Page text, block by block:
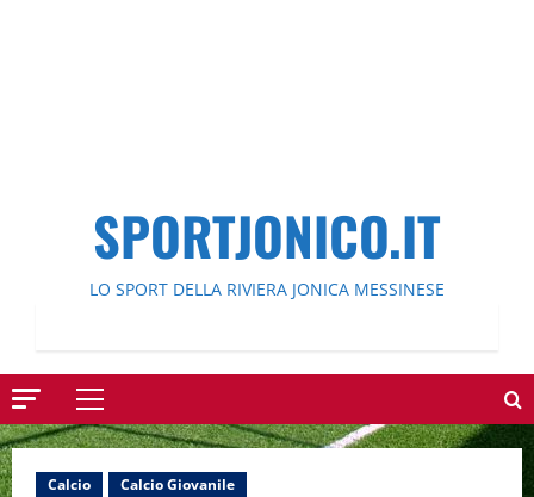
SPORTJONICO.IT
LO SPORT DELLA RIVIERA JONICA MESSINESE
Menu
principale
Calcio Calcio Giovanile